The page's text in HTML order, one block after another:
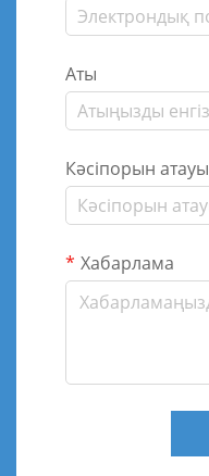
Аты
Кәсіпорын атауы
Хабарлама